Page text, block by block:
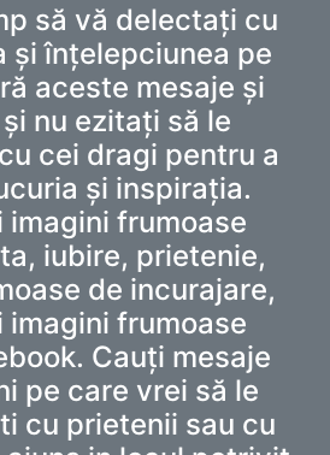
să vă delectați cu
și înțelepciunea pe
aceste mesaje și
nu ezitați să le
cei dragi pentru a
și inspirația.
imagini frumoase
iubire, prietenie,
de incurajare,
imagini frumoase
Cauți mesaje
pe care vrei să le
cu prietenii sau cu